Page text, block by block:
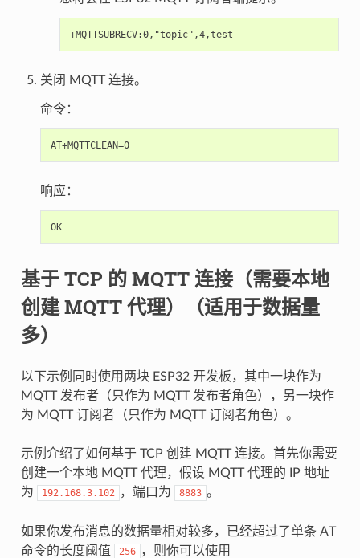
关闭 MQTT 连接。
命令：
AT+MQTTCLEAN=0
响应：
OK
基于 TCP 的 MQTT 连接（需要本地
创建 MQTT 代理）（适用于数据量
多）
以下示例同时使用两块 ESP32 开发板，其中一块作为
MQTT 发布者（只作为 MQTT 发布者角色），另一块作
为 MQTT 订阅者（只作为 MQTT 订阅者角色）。
示例介绍了如何基于 TCP 创建 MQTT 连接。首先你需要
创建一个本地 MQTT 代理，假设 MQTT 代理的 IP 地址
为
192.168.3.102 ，端口为 8883 。
如果你发布消息的数据量相对较多，已经超过了单条 AT
命令的长度阈值
256 ，则你可以使用